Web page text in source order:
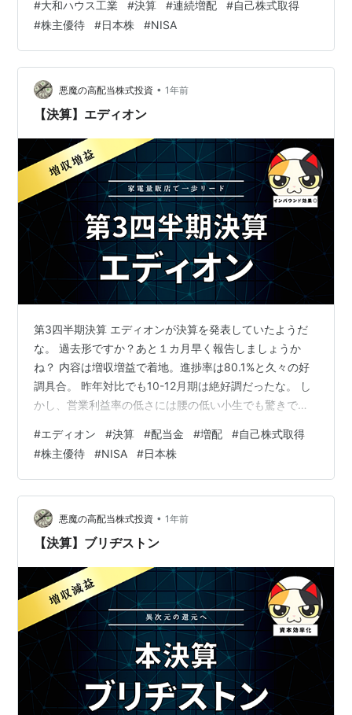
月-12月】 【2024年4月-12月】 米国戸建住宅事業が伸び
たようだな。業績は過去最高を記録したようだな。 ふむ
ふむ。そうなると、株主還元は期待できますよね？ 株主
還元 配当金の還元方針は配当性向35%以上。配当下限値
は145円だな。 今期の年間配当額は147円の予定だね。
小…
#大和ハウス工業 #決算 #連続増配 #自己株式取得
#株主優待 #日本株 #NISA
悪魔の高配当株式投資 • 1年前
【決算】エディオン
第3四半期決算 エディオンが決算を発表していたようだ
な。 過去形ですか？あと１カ月早く報告しましょうか
ね？ 内容は増収増益で着地。進捗率は80.1%と久々の好
調具合。 昨年対比でも10-12月期は絶好調だったな。 し
かし、営業利益率の低さには腰の低い小生でも驚きです
沢山売るしかない業界だからね。 上半期の猛暑でエアコ
ンが沢山売れた効果が継続しているな。 上期は年末商
戦、インバウンド需要を例年より取り込めた感じだね。
持ち株の家電量販店銘柄の中では一番業績が良い感じだ
な。 ネコ君とくまちゃんが好きなおもちゃのネバーラン
ドもありますからね。 株主…
#エディオン #決算 #配当金 #増配 #自己株式取得
#株主優待 #NISA #日本株
悪魔の高配当株式投資 • 1年前
【決算】ブリヂストン